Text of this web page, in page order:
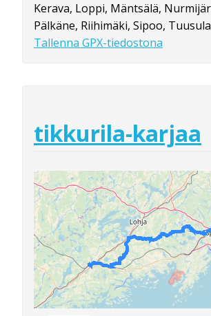
Kerava, Loppi, Mäntsälä,
Pälkäne, Riihimäki, Sipoo,
Tallenna GPX-tiedostona
tikkurila-karjaa